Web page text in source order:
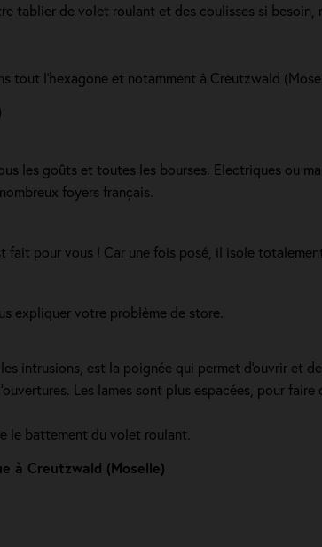
tablier de volet roulant et des coulisses si besoin,
tout l'hexagone et notamment à Creutzwald
les goûts et toutes les bourses. Electriques ou
foyers français.
pour vous ! Car une fois posé, il isole
expliquer votre problème de store.
intrusions, est la poignée qui permet d'ouvrir et
Les lames sont plus espacées, pour
le battement du volet roulant.
à Creutzwald (Moselle)